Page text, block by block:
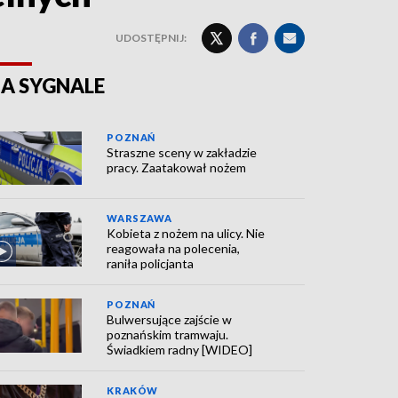
UDOSTĘPNIJ:
SYGNALE
POZNAŃ
Straszne sceny w zakładzie
pracy. Zaatakował nożem
WARSZAWA
Kobieta z nożem na ulicy. Nie
reagowała na polecenia,
raniła policjanta
POZNAŃ
Bulwersujące zajście w
poznańskim tramwaju.
Świadkiem radny [WIDEO]
KRAKÓW